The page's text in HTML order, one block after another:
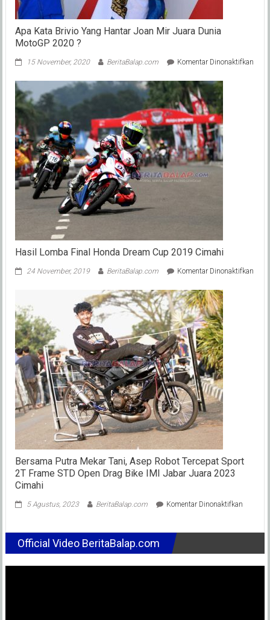
Apa Kata Brivio Yang Hantar Joan Mir Juara Dunia
MotoGP 2020 ?
15 November, 2020 BeritaBalap.com Komentar Dinonaktifkanpada
Hasil Lomba Final Honda Dream Cup 2019 Cimahi
24 November, 2019 BeritaBalap.com Komentar Dinonaktifkanpada
Bersama Putra Mekar Tani, Asep Robot Tercepat Sport
2T Frame STD Open Drag Bike IMI Jabar Juara 2023
Cimahi
5 Agustus, 2023 BeritaBalap.com Komentar Dinonaktifkanpada
Official Video BeritaBalap.com